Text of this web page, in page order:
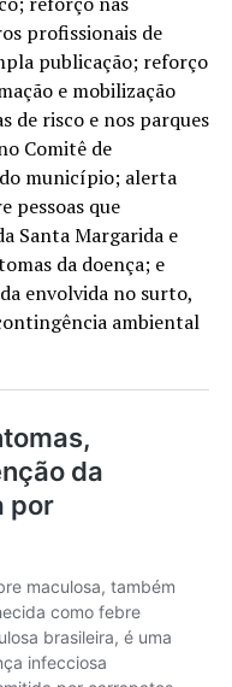
profissionais de
publicação; reforço
e mobilização
de risco e nos parques
Comitê de
município; alerta
pessoas que
Santa Margarida e
da doença; e
envolvida no surto,
ambiental